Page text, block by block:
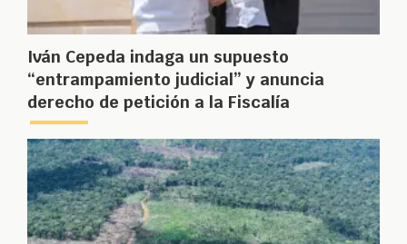
Iván Cepeda indaga un supuesto
“entrampamiento judicial” y anuncia
derecho de petición a la Fiscalía